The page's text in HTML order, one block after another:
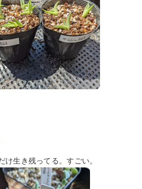
け生き残ってる。すごい。